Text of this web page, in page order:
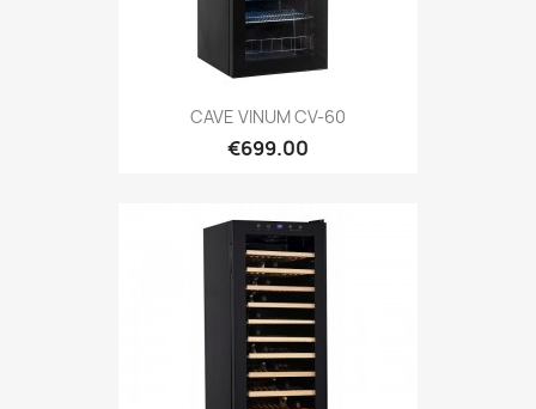
CAVE VINUM CV-60
€699.00